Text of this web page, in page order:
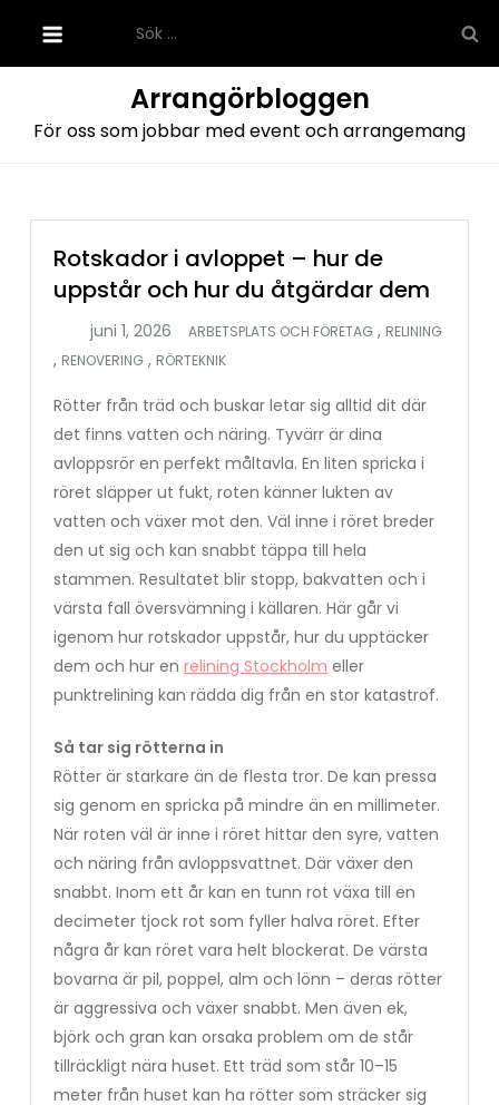
innehåll
efter:
Arrangörbloggen
För oss som jobbar med event och arrangemang
Rotskador i avloppet – hur de
uppstår och hur du åtgärdar dem
ARBETSPLATS OCH FÖRETAG , RELINING
, RENOVERING , RÖRTEKNIK
Rötter från träd och buskar letar sig alltid dit där
det finns vatten och näring. Tyvärr är dina
avloppsrör en perfekt måltavla. En liten spricka i
röret släpper ut fukt, roten känner lukten av
vatten och växer mot den. Väl inne i röret breder
den ut sig och kan snabbt täppa till hela
stammen. Resultatet blir stopp, bakvatten och i
värsta fall översvämning i källaren. Här går vi
igenom hur rotskador uppstår, hur du upptäcker
dem och hur enrelining Stockholm eller
punktrelining kan rädda dig från en stor katastrof.
Så tar sig rötterna in
Rötter är starkare än de flesta tror. De kan pressa
sig genom en spricka på mindre än en millimeter.
När roten väl är inne i röret hittar den syre, vatten
och näring från avloppsvattnet. Där växer den
snabbt. Inom ett år kan en tunn rot växa till en
decimeter tjock rot som fyller halva röret. Efter
några år kan röret vara helt blockerat. De värsta
bovarna är pil, poppel, alm och lönn – deras rötter
är aggressiva och växer snabbt. Men även ek,
björk och gran kan orsaka problem om de står
tillräckligt nära huset. Ett träd som står 10–15
meter från huset kan ha rötter som sträcker sig